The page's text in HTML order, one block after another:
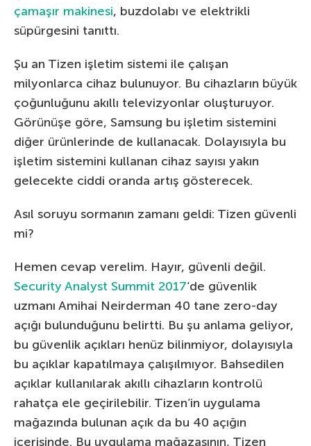
çamaşır makinesi, buzdolabı ve elektrikli
süpürgesini tanıttı.
Şu an Tizen işletim sistemi ile çalışan
milyonlarca cihaz bulunuyor. Bu cihazların büyük
çoğunluğunu akıllı televizyonlar oluşturuyor.
Görünüşe göre, Samsung bu işletim sistemini
diğer ürünlerinde de kullanacak. Dolayısıyla bu
işletim sistemini kullanan cihaz sayısı yakın
gelecekte ciddi oranda artış gösterecek.
Asıl soruyu sormanın zamanı geldi: Tizen güvenli
mi?
Hemen cevap verelim. Hayır, güvenli değil.
Security Analyst Summit 2017‘de güvenlik
uzmanı Amihai Neirderman 40 tane zero-day
açığı bulunduğunu belirtti. Bu şu anlama geliyor,
bu güvenlik açıkları henüz bilinmiyor, dolayısıyla
bu açıklar kapatılmaya çalışılmıyor. Bahsedilen
açıklar kullanılarak akıllı cihazların kontrolü
rahatça ele geçirilebilir. Tizen’in uygulama
mağazında bulunan açık da bu 40 açığın
içerisinde. Bu uygulama mağazasının, Tizen